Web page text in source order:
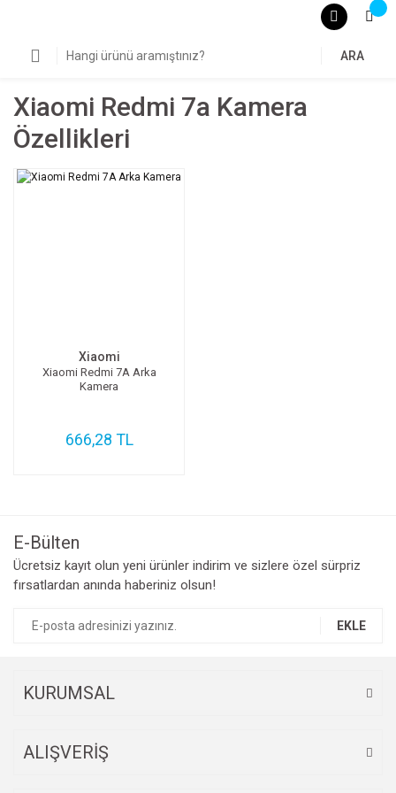
ARA
Xiaomi Redmi 7a Kamera
Özellikleri
Xiaomi
Xiaomi Redmi 7A Arka
Kamera
666,28 TL
E-Bülten
Ücretsiz kayıt olun yeni ürünler indirim ve sizlere özel sürpriz
fırsatlardan anında haberiniz olsun!
EKLE
KURUMSAL
ALIŞVERİŞ